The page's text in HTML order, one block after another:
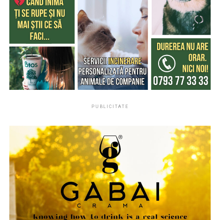
Ingrediente precum smochina, laptele de cocos sau
lemnul de santal creează parfumuri solare, relaxate și
confortabile, perfecte pentru serile de vară.
De ce parfumul miroase diferit vara?
Căldura intensifică evaporarea parfumului și poate
modifica felul în care acesta este perceput. De aceea,
Parfumurile echilibrate, construite pe contraste între
prospețime și note de bază persistente, tind să evolueze
mai armonios pe piele în sezonul cald.
Două parfumuri inspirate de vară și de parfumeria
de nișă
Pornind de la această tendință, Oriflame completează
PUBLICITATE